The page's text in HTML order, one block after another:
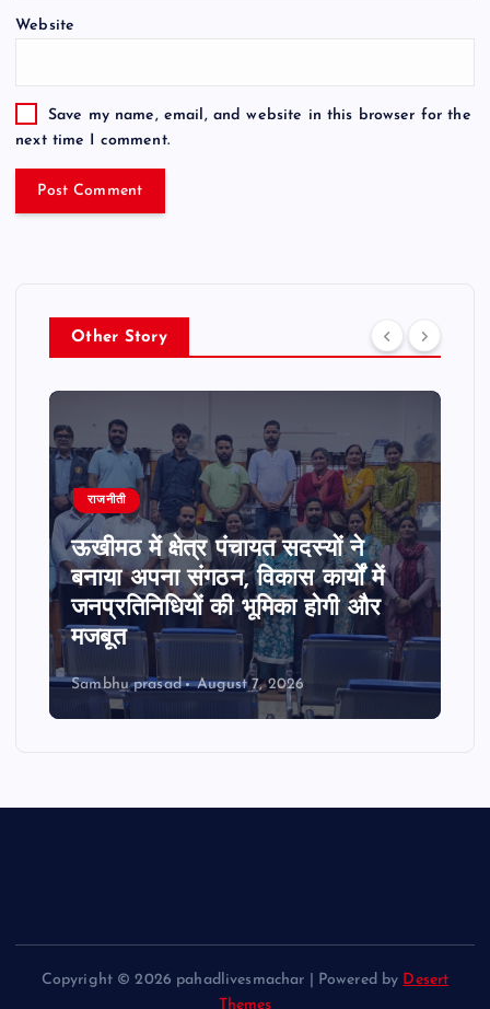
Website
Save my name, email, and website in this browser for the
next time I comment.
Other Story
राजनीती
ऊखीमठ में क्षेत्र पंचायत सदस्यों ने
बनाया अपना संगठन, विकास कार्यों में
जनप्रतिनिधियों की भूमिका होगी और
मजबूत
Sambhu prasad August 7, 2026
Copyright © 2026 pahadlivesmachar | Powered by Desert
Themes